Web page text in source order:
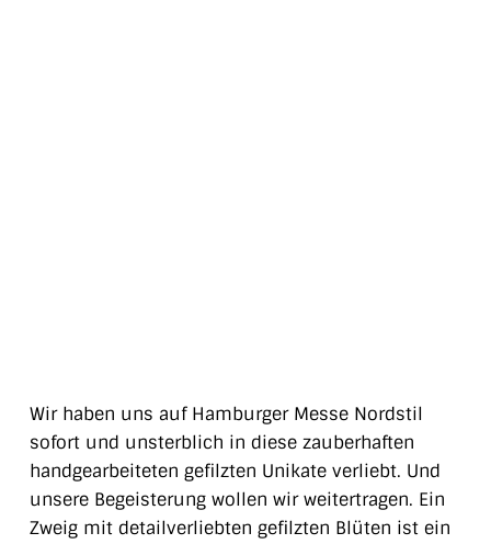
Wir haben uns auf Hamburger Messe Nordstil
sofort und unsterblich in diese zauberhaften
handgearbeiteten gefilzten Unikate verliebt. Und
unsere Begeisterung wollen wir weitertragen. Ein
Zweig mit detailverliebten gefilzten Blüten ist ein